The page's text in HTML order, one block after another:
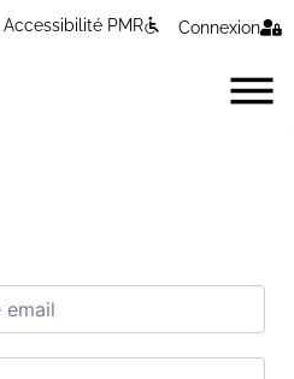
Accessibilité PMR Connexion